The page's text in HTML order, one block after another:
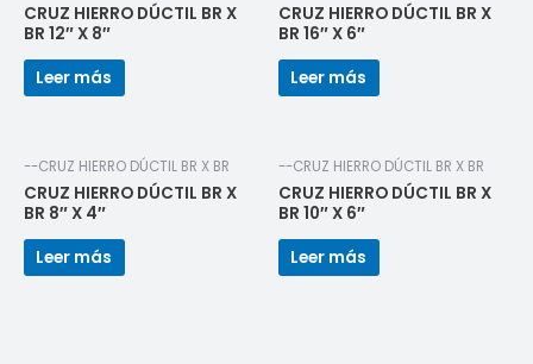
CRUZ HIERRO DÚCTIL BR X
BR 12″ X 8″
Leer más
CRUZ HIERRO DÚCTIL BR X
BR 16″ X 6″
Leer más
--CRUZ HIERRO DÚCTIL BR X BR
CRUZ HIERRO DÚCTIL BR X
BR 8″ X 4″
Leer más
--CRUZ HIERRO DÚCTIL BR X BR
CRUZ HIERRO DÚCTIL BR X
BR 10″ X 6″
Leer más